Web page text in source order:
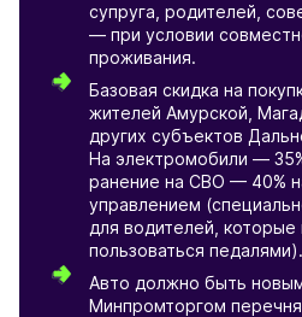
супруга, родителей,
— при условии
проживания.
Базовая скидка на
жителей Амурской,
других субъектов
На электромобили —
ранение на СВО — 40%
управлением
для водителей, которые
пользоваться педалями).
Авто должно быть
Минпромторгом